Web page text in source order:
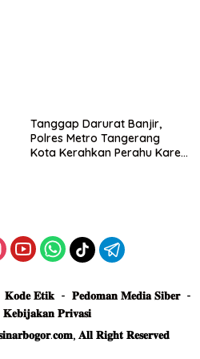
Tanggap Darurat Banjir,
Polres Metro Tangerang
Kota Kerahkan Perahu Karet
𝐊𝐨𝐝𝐞 𝐄𝐭𝐢𝐤
𝐏𝐞𝐝𝐨𝐦𝐚𝐧 𝐌𝐞𝐝𝐢𝐚 𝐒𝐢𝐛𝐞𝐫
𝐊𝐞𝐛𝐢𝐣𝐚𝐤𝐚𝐧 𝐏𝐫𝐢𝐯𝐚𝐬𝐢
𝐀𝐥𝐥 𝐑𝐢𝐠𝐡𝐭 𝐑𝐞𝐬𝐞𝐫𝐯𝐞𝐝